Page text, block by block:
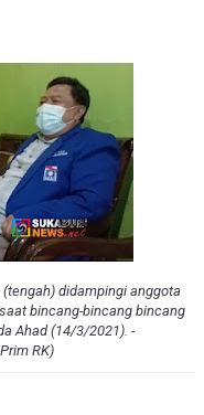
didampingi anggota
bincang-bincang bincang
Ahad (14/3/2021). -
RK)